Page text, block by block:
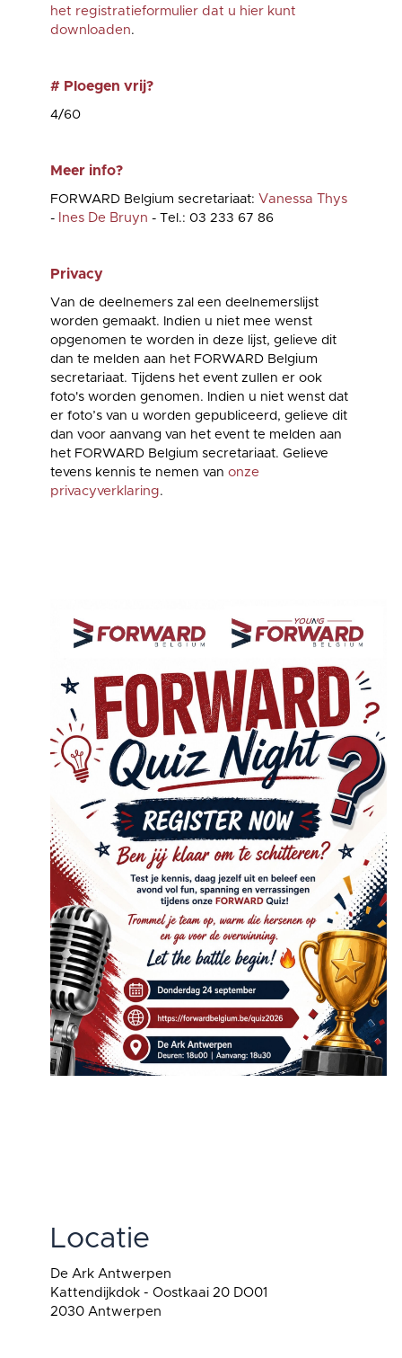
het registratieformulier dat u hier kunt
downloaden.
# Ploegen vrij?
4/60
Meer info?
FORWARD Belgium secretariaat: Vanessa Thys
- Ines De Bruyn - Tel.: 03 233 67 86
Privacy
Van de deelnemers zal een deelnemerslijst
worden gemaakt. Indien u niet mee wenst
opgenomen te worden in deze lijst, gelieve dit
dan te melden aan het FORWARD Belgium
secretariaat. Tijdens het event zullen er ook
foto's worden genomen. Indien u niet wenst dat
er foto’s van u worden gepubliceerd, gelieve dit
dan voor aanvang van het event te melden aan
het FORWARD Belgium secretariaat. Gelieve
tevens kennis te nemen van onze
privacyverklaring.
Locatie
De Ark Antwerpen
Kattendijkdok - Oostkaai 20 DO01
2030 Antwerpen